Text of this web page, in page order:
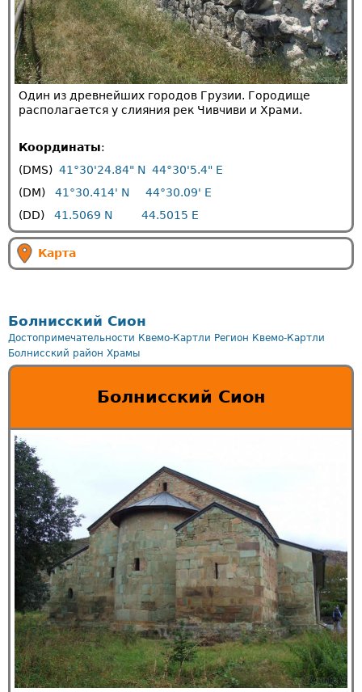
Один из древнейших городов Грузии. Городище
располагается у слияния рек Чивчиви и Храми.
Координаты:
(DMS) 41°30'24.84" N 44°30'5.4" E
(DM) 41°30.414' N
44°30.09' E
(DD) 41.5069 N 44.5015 E
Карта
Болнисский Сион
Достопримечательности Квемо-Картли Регион Квемо-Картли
Болнисский район Храмы
Болнисский Сион